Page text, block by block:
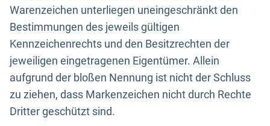
Warenzeichen unterliegen uneingeschränkt den
Bestimmungen des jeweils gültigen
Kennzeichenrechts und den Besitzrechten der
jeweiligen eingetragenen Eigentümer. Allein
aufgrund der bloßen Nennung ist nicht der Schluss
zu ziehen, dass Markenzeichen nicht durch Rechte
Dritter geschützt sind.